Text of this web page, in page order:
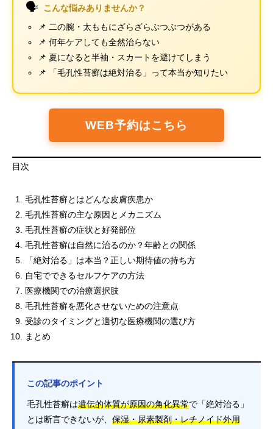
🗣️ こんな悩みありませんか？
📌 二の腕・太ももにざらざらぶつぶつがある
📌 何年ケアしても全然治らない
📌 夏になると半袖・スカートを避けてしまう
📌 「毛孔性苔癬は絶対治る」って本当か知りたい
WEB予約はこちら
目次
毛孔性苔癬とはどんな皮膚疾患か
毛孔性苔癬の主な原因とメカニズム
毛孔性苔癬の症状と好発部位
毛孔性苔癬は自然に治るのか？年齢との関係
「絶対治る」は本当？正しい期待値の持ち方
自宅でできるセルフケアの方法
医療機関での治療選択肢
毛孔性苔癬を悪化させないための注意点
受診のタイミングと適切な医療機関の選び方
まとめ
この記事のポイント
毛孔性苔癬は遺伝的体質が原因の角化異常で「絶対治る」
とは断言できないが、 保湿・尿素製剤・レチノイド外用